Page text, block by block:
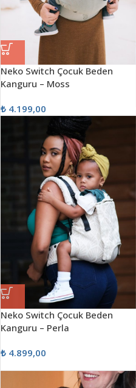
Neko Switch Çocuk Beden
Kanguru – Moss
₺ 4.199,00
Neko Switch Çocuk Beden
Kanguru – Perla
₺ 4.899,00